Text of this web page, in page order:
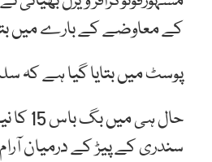
کے معاوضے کے بارے میں
پوسٹ میں بتایا گیا ہے کہ سلمان خان کو بگ باس 15 کے 14
حال
سندری کے پیڑ کے درمیان